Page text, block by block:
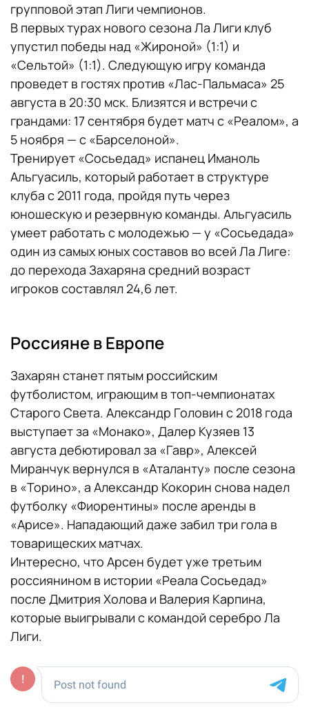
групповой этап Лиги чемпионов.
В первых турах нового сезона Ла Лиги клуб
упустил победы над «Жироной» (1:1) и
«Сельтой» (1:1). Следующую игру команда
проведет в гостях против «Лас-Пальмаса» 25
августа в 20:30 мск. Близятся и встречи с
грандами: 17 сентября будет матч с «Реалом», а
5 ноября — с «Барселоной».
Тренирует «Сосьедад» испанец Иманоль
Альгуасиль, который работает в структуре
клуба с 2011 года, пройдя путь через
юношескую и резервную команды. Альгуасиль
умеет работать с молодежью — у «Сосьедада»
один из самых юных составов во всей Ла Лиге:
до перехода Захаряна средний возраст
игроков составлял 24,6 лет.
Россияне в Европе
Захарян станет пятым российским
футболистом, играющим в топ-чемпионатах
Старого Света. Александр Головин с 2018 года
выступает за «Монако», Далер Кузяев 13
августа дебютировал за «Гавр», Алексей
Миранчук вернулся в «Аталанту» после сезона
в «Торино», а Александр Кокорин снова надел
футболку «Фиорентины» после аренды в
«Арисе». Нападающий даже забил три гола в
товарищеских матчах.
Интересно, что Арсен будет уже третьим
россиянином в истории «Реала Сосьедад»
после Дмитрия Холова и Валерия Карпина,
которые выигрывали с командой серебро Ла
Лиги.